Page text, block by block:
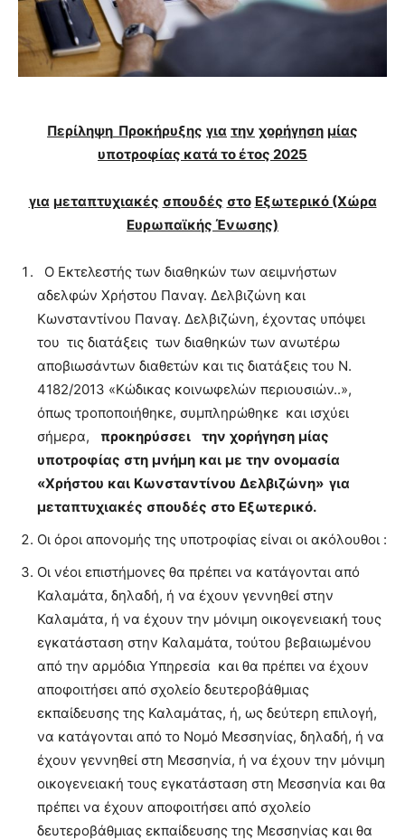
Περίληψη Προκήρυξης για την χορήγηση μίας
υποτροφίας κατά το έτος 2025
για μεταπτυχιακές σπουδές στο Εξωτερικό (Χώρα
Ευρωπαϊκής Ένωσης)
Ο Εκτελεστής των διαθηκών των αειμνήστων
αδελφών Χρήστου Παναγ. Δελβιζώνη και
Κωνσταντίνου Παναγ. Δελβιζώνη, έχοντας υπόψει
του τις διατάξεις των διαθηκών των ανωτέρω
αποβιωσάντων διαθετών και τις διατάξεις του Ν.
4182/2013 «Κώδικας κοινωφελών περιουσιών..»,
όπως τροποποιήθηκε, συμπληρώθηκε και ισχύει
σήμερα, προκηρύσσει την χορήγηση μίας
υποτροφίας στη μνήμη και με την ονομασία
«Χρήστου και Κωνσταντίνου Δελβιζώνη» για
μεταπτυχιακές σπουδές στο Εξωτερικό.
Οι όροι απονομής της υποτροφίας είναι οι ακόλουθοι :
Οι νέοι επιστήμονες θα πρέπει να κατάγονται από
Καλαμάτα, δηλαδή, ή να έχουν γεννηθεί στην
Καλαμάτα, ή να έχουν την μόνιμη οικογενειακή τους
εγκατάσταση στην Καλαμάτα, τούτου βεβαιωμένου
από την αρμόδια Υπηρεσία και θα πρέπει να έχουν
αποφοιτήσει από σχολείο δευτεροβάθμιας
εκπαίδευσης της Καλαμάτας, ή, ως δεύτερη επιλογή,
να κατάγονται από το Νομό Μεσσηνίας, δηλαδή, ή να
έχουν γεννηθεί στη Μεσσηνία, ή να έχουν την μόνιμη
οικογενειακή τους εγκατάσταση στη Μεσσηνία και θα
πρέπει να έχουν αποφοιτήσει από σχολείο
δευτεροβάθμιας εκπαίδευσης της Μεσσηνίας και θα